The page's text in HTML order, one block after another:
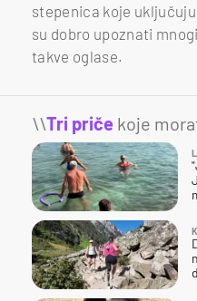
stepenica koje
su dobro upoznati
takve oglase.
\\Tri priče koje